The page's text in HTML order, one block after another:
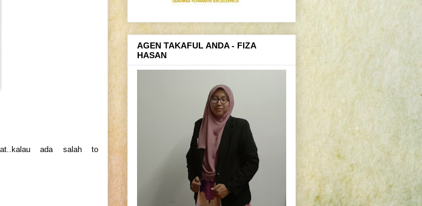
ada salah to
AGEN TAKAFUL ANDA - FIZA
HASAN